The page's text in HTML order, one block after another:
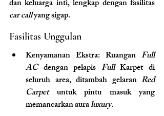
car call yang sigap.
Fasilitas Unggulan
Kenyamanan Ekstra: Ruangan Full
AC dengan pelapis Full Karpet di
seluruh area, ditambah gelaran Red
Carpet untuk pintu masuk yang
memancarkan aura luxury.